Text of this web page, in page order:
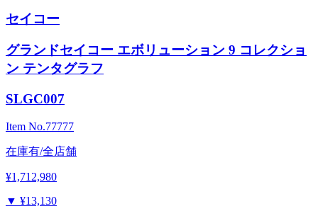
セイコー
グランドセイコー エボリューション 9 コレクショ
ン テンタグラフ
SLGC007
Item No.77777
在庫有/全店舗
¥1,712,980
▼ ¥13,130